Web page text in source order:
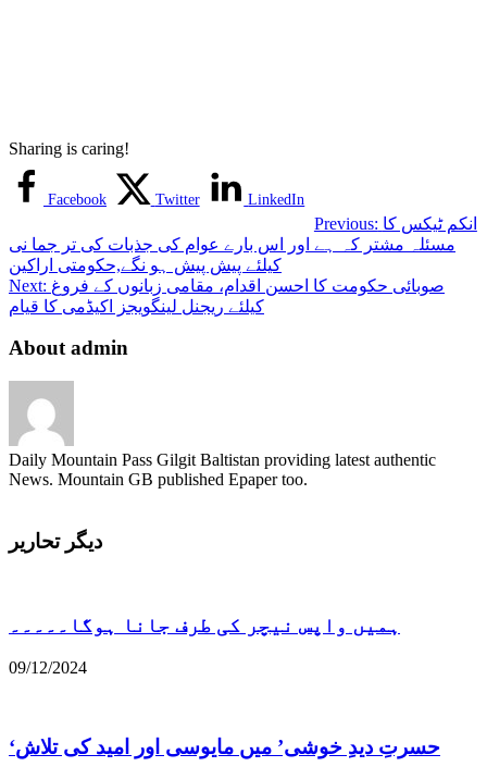
Sharing is caring!
Facebook Twitter LinkedIn
Previous:
مسئلہ مشتر کہ ہے اور اس بارے عوام کی جذبات کی تر جما نی
کیلئے پیش پیش ہو نگے,حکومتی اراکین
Next:
کیلئے ریجنل لینگویجز اکیڈمی کا قیام
About admin
Daily Mountain Pass Gilgit Baltistan providing latest authentic
News. Mountain GB published Epaper too.
دیگر تحاریر
ہمیں واپس نیچر کی طرف جانا ہوگا۔۔۔۔۔
09/12/2024